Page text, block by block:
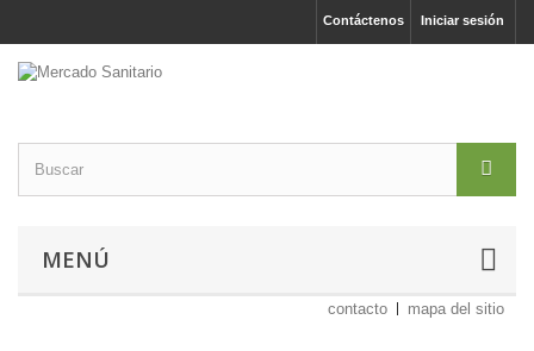
Iniciar sesión
Contáctenos
MENÚ
contacto mapa del sitio